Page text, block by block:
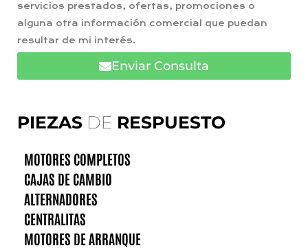
PIEZAS DE RESPUESTO
MOTORES COMPLETOS
CAJAS DE CAMBIO
ALTERNADORES
CENTRALITAS
MOTORES DE ARRANQUE
servicios prestados, ofertas, promociones o
alguna otra información comercial que puedan
resultar de mi interés.
Enviar Consulta